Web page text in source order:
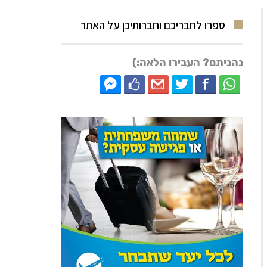
ספרו לחבריכם וחברותיכן על האתר
נהניתם? העבירו הלאה:)